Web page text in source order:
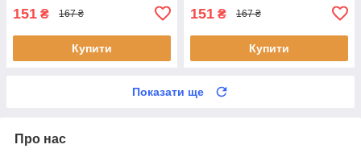
151 ₴ 167 ₴
Купити
151 ₴ 167 ₴
Купити
Показати ще
Про нас